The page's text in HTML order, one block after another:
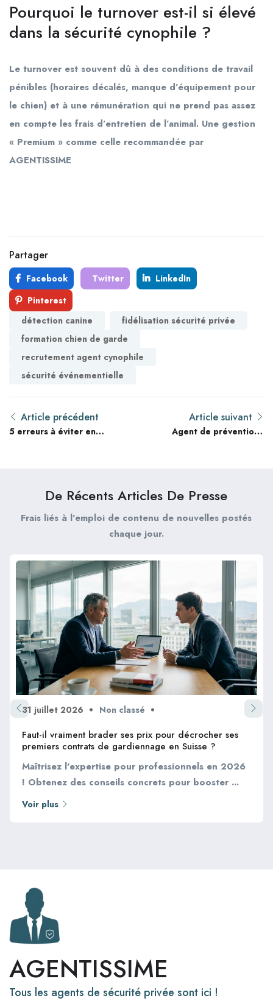
Pourquoi le turnover est-il si élevé
dans la sécurité cynophile ?
Le turnover est souvent dû à des conditions de travail
pénibles (horaires décalés, manque d’équipement pour
le chien) et à une rémunération qui ne prend pas assez
en compte les frais d’entretien de l’animal. Une gestion
« Premium » comme celle recommandée par
AGENTISSIME
Partager
Facebook Twitter
LinkedIn
Pinterest
détection canine
fidélisation sécurité privée
formation chien de garde
recrutement agent cynophile
sécurité événementielle
Article précédent
5 erreurs à éviter en
Article suivant
Agent de prévention :
De Récents Articles De Presse
Frais liés à l'emploi de contenu de nouvelles postés
chaque jour.
31 juillet 2026 Non classé
Faut-il vraiment brader ses prix pour décrocher ses
premiers contrats de gardiennage en Suisse ?
Maîtrisez l'expertise pour professionnels en 2026
! Obtenez des conseils concrets pour booster ...
Voir plus
AGENTISSIME
Tous les agents de sécurité privée sont ici !